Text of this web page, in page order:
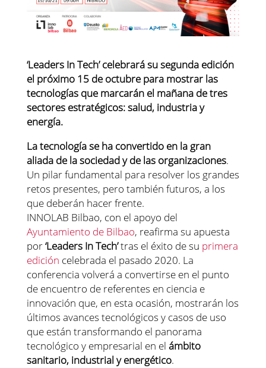
‘Leaders In Tech’ celebrará su segunda edición
el próximo 15 de octubre para mostrar las
tecnologías que marcarán el mañana de tres
sectores estratégicos: salud, industria y
energía.
La tecnología se ha convertido en la gran
aliada de la sociedad y de las organizaciones.
Un pilar fundamental para resolver los grandes
retos presentes, pero también futuros, a los
que deberán hacer frente.
INNOLAB Bilbao, con el apoyo del
Ayuntamiento de Bilbao, reafirma su apuesta
por‘Leaders In Tech’tras el éxito de su primera
edición celebrada el pasado 2020. La
conferencia volverá a convertirse en el punto
de encuentro de referentes en ciencia e
innovación que, en esta ocasión, mostrarán los
últimos avances tecnológicos y casos de uso
que están transformando el panorama
tecnológico y empresarial en el ámbito
sanitario, industrial y energético.